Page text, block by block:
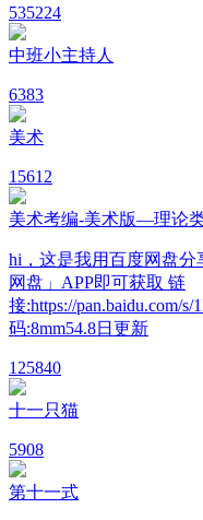
535224
中班小主持人
6383
美术
15612
美术考编-美术版—理论
hi，这是我用百度网盘
网盘」APP即可获取 链
接:https://pan.baidu.com/
码:8mm54.8日更新
125840
十一只猫
5908
第十一式